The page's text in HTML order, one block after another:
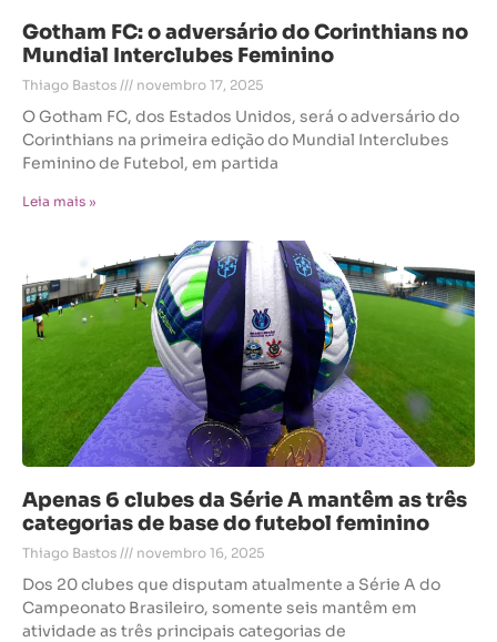
Gotham FC: o adversário do Corinthians no
Mundial Interclubes Feminino
Thiago Bastos novembro 17, 2025
O Gotham FC, dos Estados Unidos, será o adversário do
Corinthians na primeira edição do Mundial Interclubes
Feminino de Futebol, em partida
Leia mais »
Apenas 6 clubes da Série A mantêm as três
categorias de base do futebol feminino
Thiago Bastos novembro 16, 2025
Dos 20 clubes que disputam atualmente a Série A do
Campeonato Brasileiro, somente seis mantêm em
atividade as três principais categorias de